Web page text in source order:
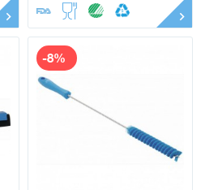
-8%